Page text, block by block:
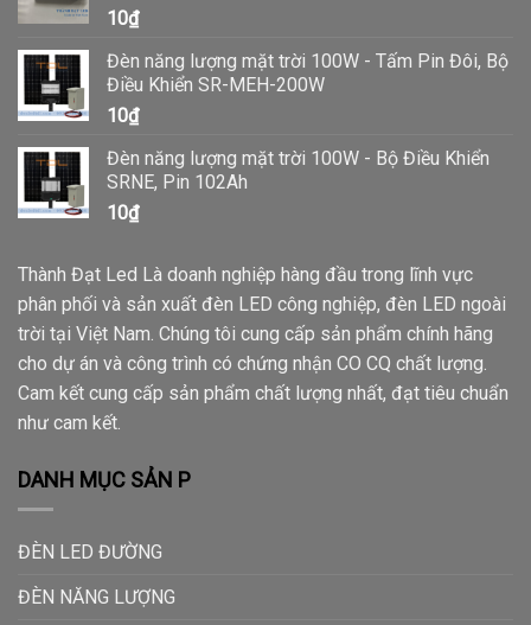
10₫
Đèn năng lượng mặt trời 100W - Tấm Pin Đôi, Bộ
Điều Khiển SR-MEH-200W
10₫
Đèn năng lượng mặt trời 100W - Bộ Điều Khiển
SRNE, Pin 102Ah
10₫
Thành Đạt Led Là doanh nghiệp hàng đầu trong lĩnh vực
phân phối và sản xuất đèn LED công nghiệp, đèn LED ngoài
trời tại Việt Nam. Chúng tôi cung cấp sản phẩm chính hãng
cho dự án và công trình có chứng nhận CO CQ chất lượng.
Cam kết cung cấp sản phẩm chất lượng nhất, đạt tiêu chuẩn
như cam kết.
DANH MỤC SẢN P
ĐÈN LED ĐƯỜNG
ĐÈN NĂNG LƯỢNG